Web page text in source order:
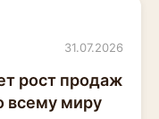
31.07.2026
рост продаж
всему миру